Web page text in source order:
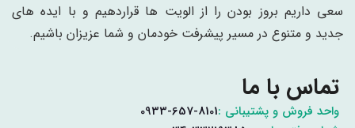
سعی داریم بروز بودن را از الویت ها قراردهیم و با ایده های
جدید و متنوع در مسیر پیشرفت خودمان و شما عزیزان باشیم.
تماس با ما
واحد فروش و پشتیبانی :0933-657-8101